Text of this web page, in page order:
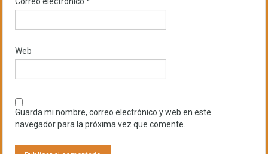
Web
Guarda mi nombre, correo electrónico y web en este
navegador para la próxima vez que comente.